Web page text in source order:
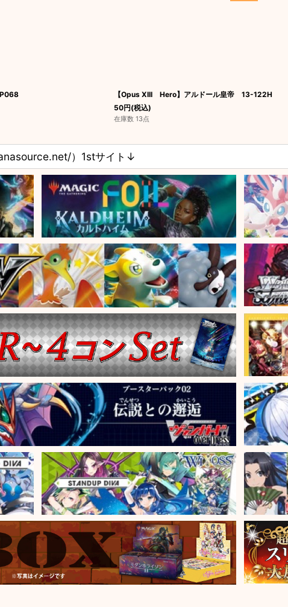
【Opus XIII Hero】アルドール皇帝 13-122H
50円(税込)
在庫数 13点
）1stサイト↓